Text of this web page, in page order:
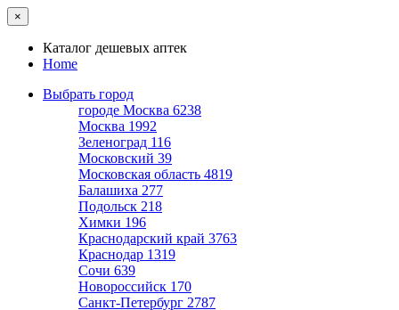
×
Каталог дешевых аптек
Home
Выбрать город
городе Москва 6238
Москва 1992
Зеленоград 116
Московский 39
Московская область 4819
Балашиха 277
Подольск 218
Химки 196
Краснодарский край 3763
Краснодар 1319
Сочи 639
Новороссийск 170
Санкт-Петербург 2787